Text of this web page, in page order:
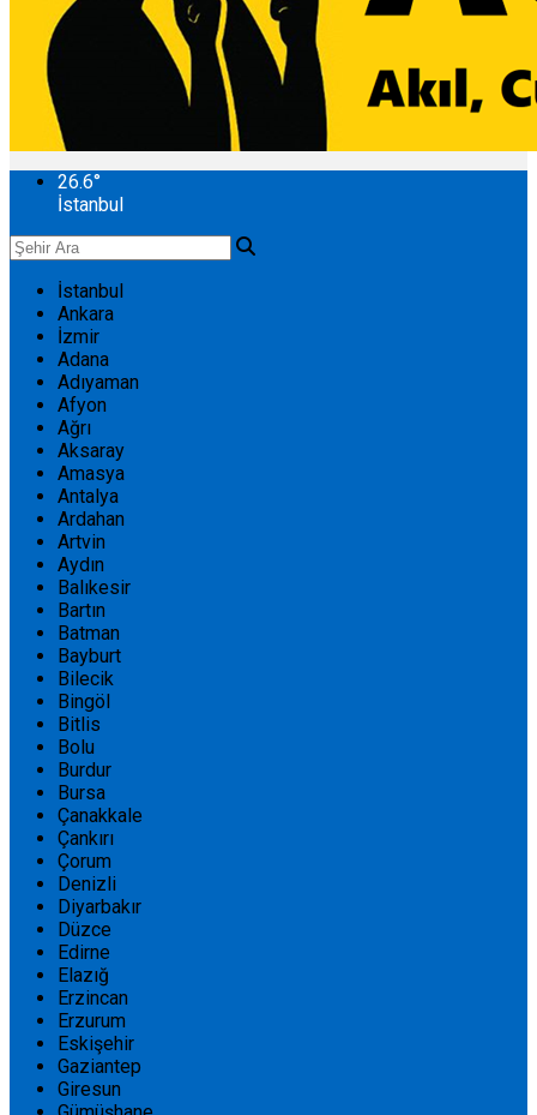
26.6°
İstanbul
İstanbul
Ankara
İzmir
Adana
Adıyaman
Afyon
Ağrı
Aksaray
Amasya
Antalya
Ardahan
Artvin
Aydın
Balıkesir
Bartın
Batman
Bayburt
Bilecik
Bingöl
Bitlis
Bolu
Burdur
Bursa
Çanakkale
Çankırı
Çorum
Denizli
Diyarbakır
Düzce
Edirne
Elazığ
Erzincan
Erzurum
Eskişehir
Gaziantep
Giresun